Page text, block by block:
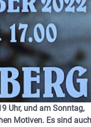
Uhr, und am Sonntag,
Motiven. Es sind auch